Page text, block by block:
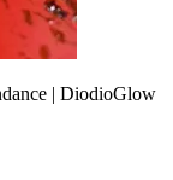
| DiodioGlow